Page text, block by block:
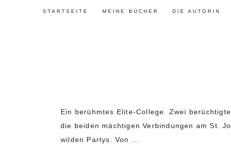
STARTSEITE MEINE BÜCHER DIE AUTORIN
Ein berühmtes Elite-College. Zwei
die beiden mächtigen Verbindungen am St.
wilden Partys. Von ...